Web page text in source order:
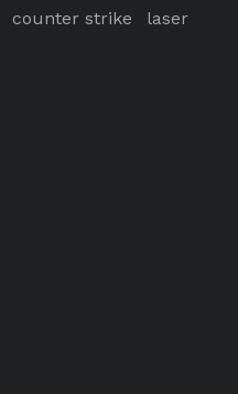
counter strike laser